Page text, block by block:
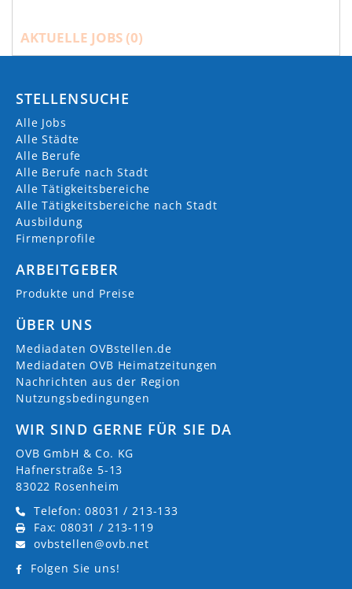
AKTUELLE JOBS (0)
STELLENSUCHE
Alle Jobs
Alle Städte
Alle Berufe
Alle Berufe nach Stadt
Alle Tätigkeitsbereiche
Alle Tätigkeitsbereiche nach Stadt
Ausbildung
Firmenprofile
ARBEITGEBER
Produkte und Preise
ÜBER UNS
Mediadaten OVBstellen.de
Mediadaten OVB Heimatzeitungen
Nachrichten aus der Region
Nutzungsbedingungen
WIR SIND GERNE FÜR SIE DA
OVB GmbH & Co. KG
Hafnerstraße 5-13
83022 Rosenheim
Telefon: 08031 / 213-133
Fax: 08031 / 213-119
ovbstellen@ovb.net
Folgen Sie uns!